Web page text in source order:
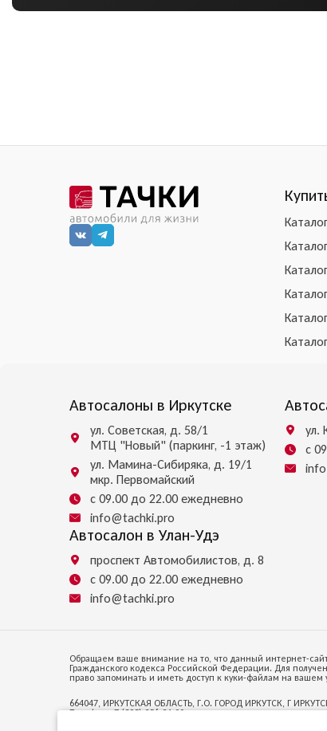
Автосалоны в Иркутске
ул. Советская, д. 58/1
МТЦ "Новый" (паркинг, -1 этаж)
ул. Мамина-Сибиряка, д. 19/1
мкр. Первомайский
с 09.00 до 22.00 ежедневно
info@tachki.pro
ул.
с
Автосалон в Улан-Удэ
проспект Автомобилистов, д. 8
с 09.00 до 22.00 ежедневно
info@tachki.pro
Обращаем ваше внимание на то, что данный интернет-
Гражданского кодекса Российской Федерации. Для
право запоминать и иметь доступ к куки-файлам на вашем
664047, ИРКУТСКАЯ ОБЛАСТЬ, Г.О. ГОРОД ИРКУТСК, Г
Телефон +7 (395) 256-24-00